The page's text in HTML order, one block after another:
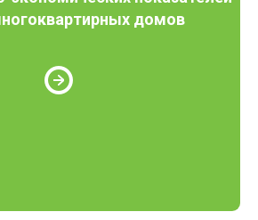
домов